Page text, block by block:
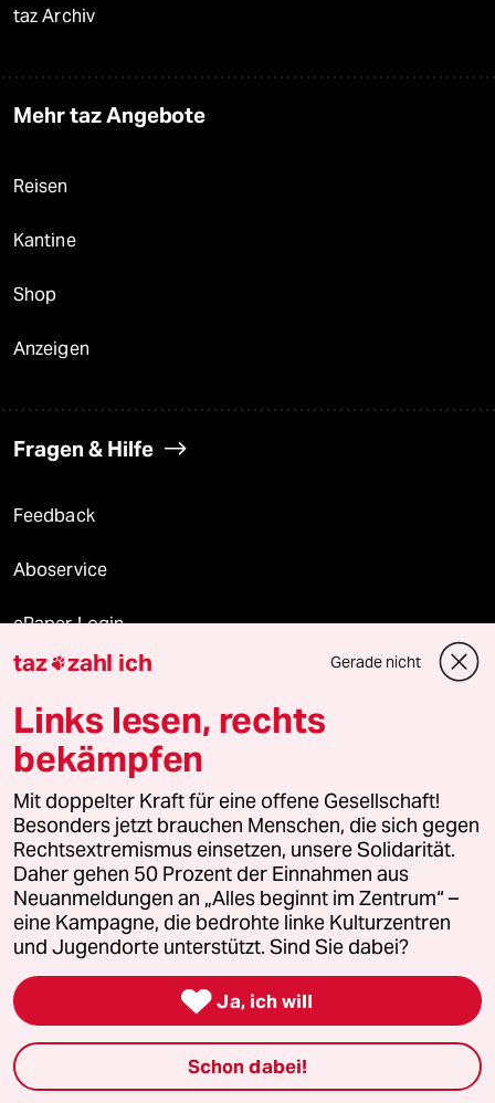
taz Archiv
Mehr taz Angebote
Reisen
Kantine
Shop
Anzeigen
Fragen & Hilfe
Feedback
Aboservice
ePaper Login
Downloads für Abonnierende
© 2026 taz Verlags und Vertriebs GmbH
Alle Rechte vorbehalten. Bei rechtlichen Fragen oder für Genehmigungen
wenden Sie sich bitte an
lizenzen@taz.de
Feedback Redaktionsstatut Kommune-Richtlinien
Leitlinie Informant Datenschutz Impressum AGB
Seitenwende Einwilligungen widerrufen (Ads)
taz zahl ich Gerade nicht
Links lesen, rechts
bekämpfen
Mit doppelter Kraft für eine offene Gesellschaft!
Besonders jetzt brauchen Menschen, die sich gegen
Rechtsextremismus einsetzen, unsere Solidarität.
Daher gehen 50 Prozent der Einnahmen aus
Neuanmeldungen an „Alles beginnt im Zentrum“ –
eine Kampagne, die bedrohte linke Kulturzentren
und Jugendorte unterstützt. Sind Sie dabei?
 Ja, ich will
Schon dabei!